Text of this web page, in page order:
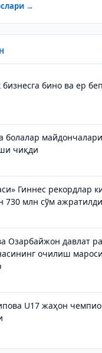
→
бино ва ер
болалар майдончалари
чиқди
Гиннес рекордлар
730 млн сўм ажратилди
Озарбайжон давлат
очилиш
U17 жаҳон